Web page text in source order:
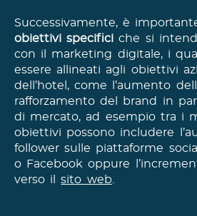
Successivamente, è
obiettivi specifici che si
con il marketing digitale, i
essere allineati agli obiettivi
dell’hotel, come l’aumento
rafforzamento del brand in
di mercato, ad esempio tra i
obiettivi possono includere
follower sulle piattaforme
o Facebook oppure
verso ilsito web